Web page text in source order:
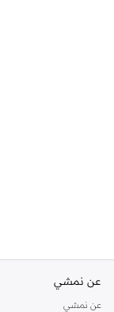
عن نمشي
عن نمشي